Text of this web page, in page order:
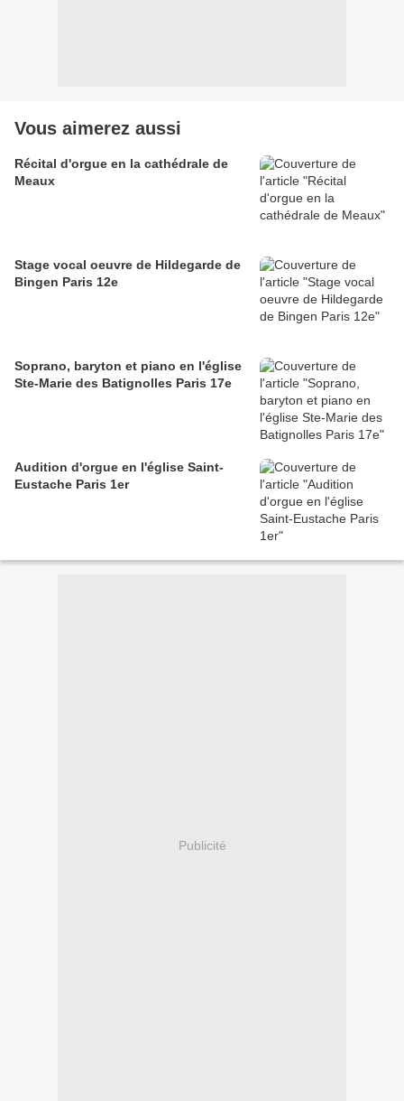
Vous aimerez aussi
Récital d'orgue en la cathédrale de
Meaux
Stage vocal oeuvre de Hildegarde de
Bingen Paris 12e
Soprano, baryton et piano en l'église
Ste-Marie des Batignolles Paris 17e
Audition d'orgue en l'église Saint-
Eustache Paris 1er
Publicité